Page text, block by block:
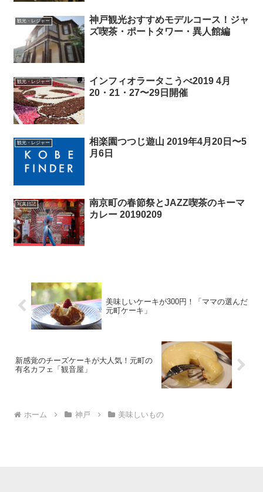
観光・レジャー
神戸観光おすすめモデルコース！ジャ
ズ喫茶・ポートタワー・異人館編
観光・レジャー
インフィオラータこうべ2019 4月
20・21・27〜29日開催
観光・レジャー
相楽園つつじ遊山 2019年4月20日〜5
月6日
写真日記
南京町の春節祭とJAZZ喫茶のキーマ
カレー 20190209
美味しいケーキが300円！「ママの選んだ
元町ケーキ」
新感覚のチーズケーキが大人気！元町の
有名カフェ「観音屋」
ホーム 神戸 美味しいもの